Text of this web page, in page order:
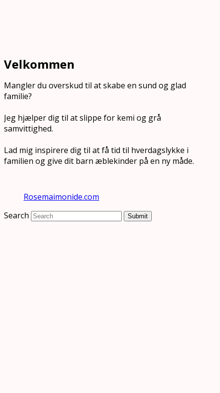
Velkommen
Mangler du overskud til at skabe en sund og glad
familie?
Jeg hjælper dig til at slippe for kemi og grå
samvittighed.
Lad mig inspirere dig til at få tid til hverdagslykke i
familien og give dit barn æblekinder på en ny måde.
Rosemaimonide.com
Search
Submit